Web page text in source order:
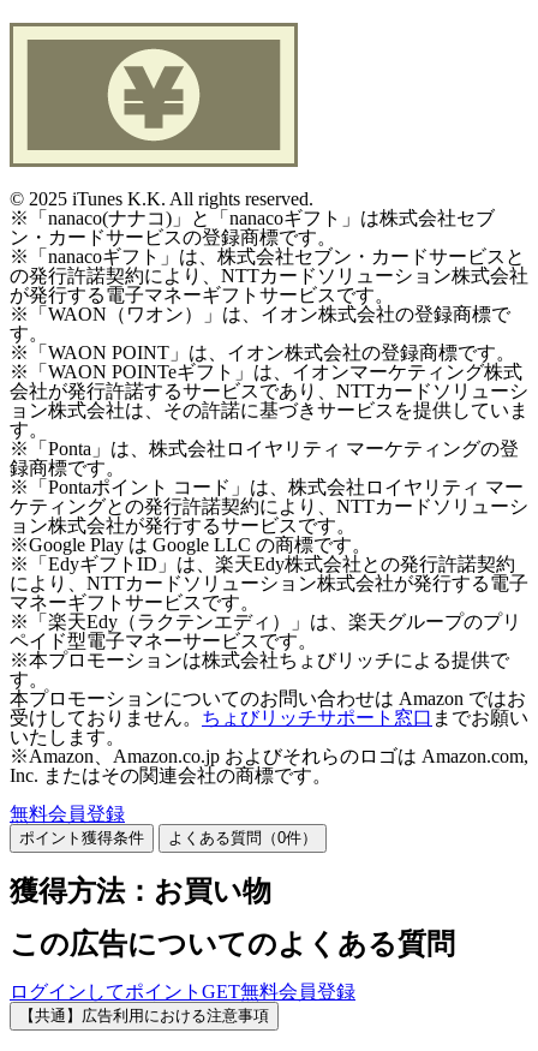
© 2025 iTunes K.K. All rights reserved.
※「nanaco(ナナコ)」と「nanacoギフト」は株式会社セブ
ン・カードサービスの登録商標です。
※「nanacoギフト」は、株式会社セブン・カードサービスと
の発行許諾契約により、NTTカードソリューション株式会社
が発行する電子マネーギフトサービスです。
※「WAON（ワオン）」は、イオン株式会社の登録商標で
す。
※「WAON POINT」は、イオン株式会社の登録商標です。
※「WAON POINTeギフト」は、イオンマーケティング株式
会社が発行許諾するサービスであり、NTTカードソリューシ
ョン株式会社は、その許諾に基づきサービスを提供していま
す。
※「Ponta」は、株式会社ロイヤリティ マーケティングの登
録商標です。
※「Pontaポイント コード」は、株式会社ロイヤリティ マー
ケティングとの発行許諾契約により、NTTカードソリューシ
ョン株式会社が発行するサービスです。
※Google Play は Google LLC の商標です。
※「EdyギフトID」は、楽天Edy株式会社との発行許諾契約
により、NTTカードソリューション株式会社が発行する電子
マネーギフトサービスです。
※「楽天Edy（ラクテンエディ）」は、楽天グループのプリ
ペイド型電子マネーサービスです。
※本プロモーションは株式会社ちょびリッチによる提供で
す。
本プロモーションについてのお問い合わせは Amazon ではお
受けしておりません。 ちょびリッチサポート窓口 までお願い
いたします。
※Amazon、Amazon.co.jp およびそれらのロゴは Amazon.com,
Inc. またはその関連会社の商標です。
無料会員登録
ポイント獲得条件 よくある質問（0件）
獲得方法：お買い物
この広告についてのよくある質問
ログインしてポイントGET無料会員登録
【共通】広告利用における注意事項